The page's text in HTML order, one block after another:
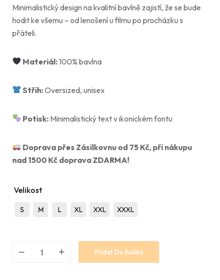
Minimalistický design na kvalitní bavlně zajistí, že se bude
hodit ke všemu – od lenošení u filmu po procházku s
přáteli.
Materiál:100% bavlna
Střih:Oversized, unisex
Potisk: Minimalistický text v ikonickém fontu
Doprava přes Zásilkovnu od 75 Kč, při nákupu
nad 1500 Kč doprava ZDARMA!
Velikost
S M L XL XXL XXXL
Přidat Do Košíku